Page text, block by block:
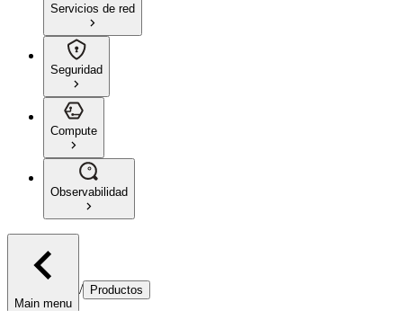
Servicios de red
Seguridad
Compute
Observabilidad
Main menu
/ Productos